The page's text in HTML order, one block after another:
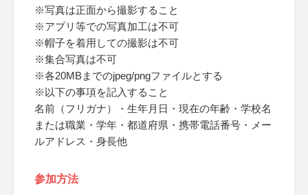
※写真は正面から撮影すること
※アプリ等での写真加工は不可
※帽子を着用しての撮影は不可
※集合写真は不可
※各20MBまでのjpeg/pngファイルとする
※以下の事項を記入すること
名前（フリガナ）・生年月日・現在の年齢・学校名
または職業・学年・都道府県・携帯電話番号・メー
ルアドレス・身長他
参加方法